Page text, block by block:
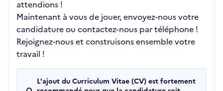
attendions !
Maintenant à vous de jouer, envoyez-nous votre
candidature ou contactez-nous par téléphone !
Rejoignez-nous et construisons ensemble votre
travail !
L'ajout du Curriculum Vitae (CV) est fortement